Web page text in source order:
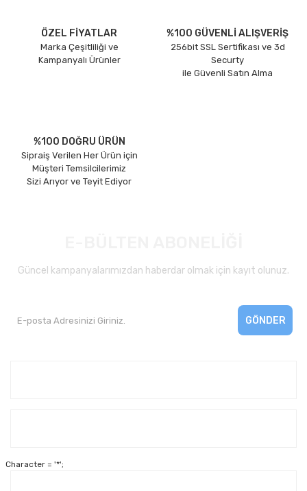
ÖZEL FİYATLAR
Marka Çeşitliliği ve
Kampanyalı Ürünler
%100 GÜVENLİ ALIŞVERİŞ
256bit SSL Sertifikası ve 3d
Securty
ile Güvenli Satın Alma
%100 DOĞRU ÜRÜN
Sipraiş Verilen Her Ürün için
Müşteri Temsilcilerimiz
Sizi Arıyor ve Teyit Ediyor
Güncel kampanyalarımızdan haberdar olmak için kayıt olunuz.
GÖNDER
Character = '*';